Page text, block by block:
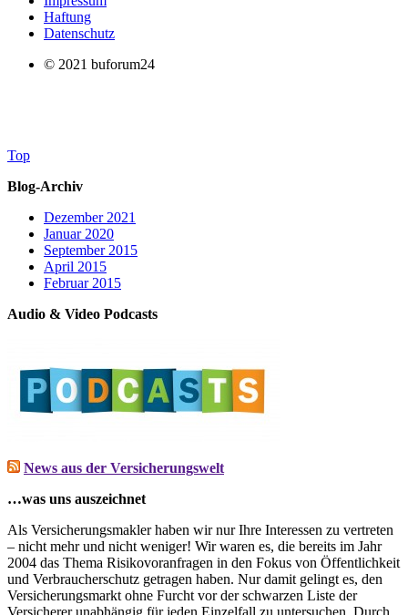
Haftung
Datenschutz
© 2021 buforum24
Top
Blog-Archiv
Dezember 2021
Januar 2020
September 2015
April 2015
Februar 2015
Audio & Video Podcasts
News aus der Versicherungswelt
…was uns auszeichnet
Als Versicherungsmakler haben wir nur Ihre Interessen zu vertreten
– nicht mehr und nicht weniger! Wir waren es, die bereits im Jahr
2004 das Thema Risikovoranfragen in den Fokus von Öffentlichkeit
und Verbraucherschutz getragen haben. Nur damit gelingt es, den
Versicherungsmarkt ohne Furcht vor der schwarzen Liste der